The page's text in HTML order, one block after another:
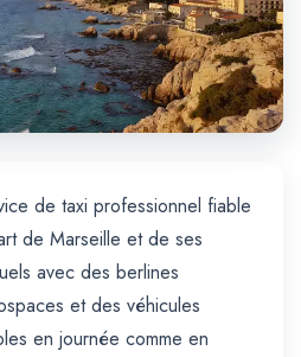
de taxi professionnel fiable
de Marseille et de ses
avec des berlines
et des véhicules
en journée comme en